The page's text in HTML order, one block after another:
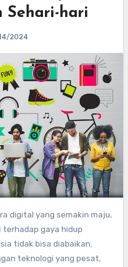
Sehari-hari
2024
digital yang semakin maju,
gaya hidup
tidak bisa diabaikan.
teknologi yang pesat,